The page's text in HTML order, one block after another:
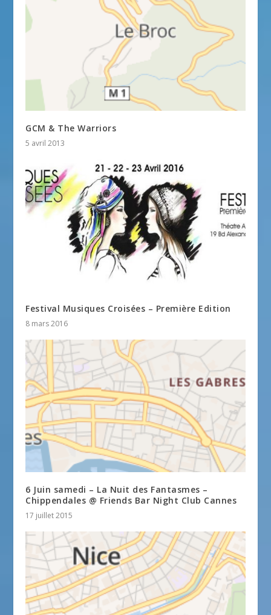
GCM & The Warriors
5 avril 2013
Festival Musiques Croisées – Première Edition
8 mars 2016
6 Juin samedi – La Nuit des Fantasmes –
Chippendales @ Friends Bar Night Club Cannes
17 juillet 2015